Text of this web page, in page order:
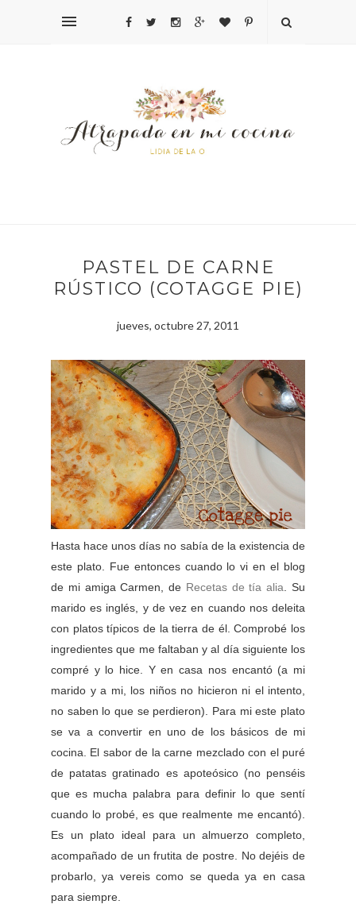
PASTEL DE CARNE
RÚSTICO (COTAGGE PIE)
jueves, octubre 27, 2011
Hasta hace unos días no sabía de la existencia de
este plato. Fue entonces cuando lo vi en el blog
de mi amiga Carmen, de Recetas de tía alia . Su
marido es inglés, y de vez en cuando nos deleita
con platos típicos de la tierra de él. Comprobé los
ingredientes que me faltaban y al día siguiente los
compré y lo hice. Y en casa nos encantó (a mi
marido y a mi, los niños no hicieron ni el intento,
no saben lo que se perdieron). Para mi este plato
se va a convertir en uno de los básicos de mi
cocina. El sabor de la carne mezclado con el puré
de patatas gratinado es apoteósico (no penséis
que es mucha palabra para definir lo que sentí
cuando lo probé, es que realmente me encantó).
Es un plato ideal para un almuerzo completo,
acompañado de un frutita de postre. No dejéis de
probarlo, ya vereis como se queda ya en casa
para siempre.